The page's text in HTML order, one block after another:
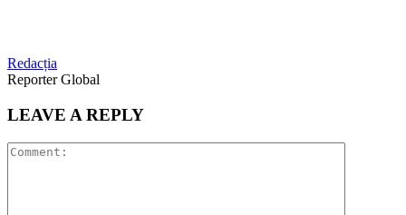
Redacția
Reporter Global
LEAVE A REPLY